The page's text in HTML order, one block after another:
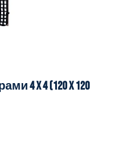
4 x 4 (120 x 120